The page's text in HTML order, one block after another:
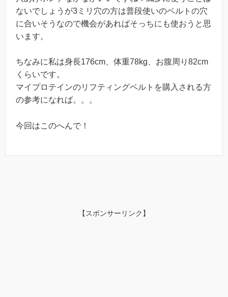
ないでしょうが3ミリ穴の方は普段使いのベルトの穴
に合いそうなので機会があればそっちにも使おうと思
います。
ちなみに私は身長176cm、体重78kg、お腹周り82cm
くらいです。
マイプロテインのリフティングベルトを購入される方
の参考になれば。。。
今回はこのへんで！
【スポンサーリンク】